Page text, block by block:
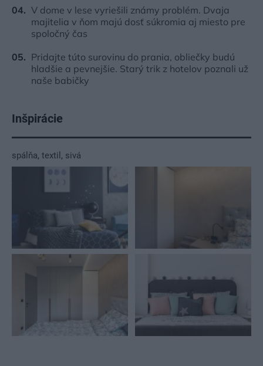
V dome v lese vyriešili známy problém. Dvaja
majitelia v ňom majú dosť súkromia aj miesto pre
spoločný čas
Pridajte túto surovinu do prania, obliečky budú
hladšie a pevnejšie. Starý trik z hotelov poznali už
naše babičky
Inšpirácie
spálňa, textil , sivá